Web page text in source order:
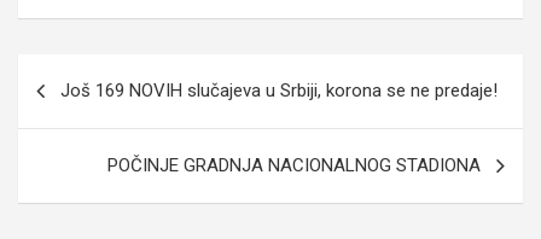
Još 169 NOVIH slučajeva u Srbiji, korona se ne predaje!
POČINJE GRADNJA NACIONALNOG STADIONA